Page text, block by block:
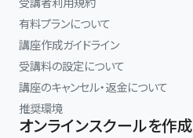
有料プランについて
講座作成ガイドライン
受講料の設定について
講座のキャンセル・返金について
推奨環境
オンラインスクールを作成